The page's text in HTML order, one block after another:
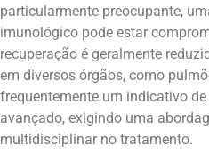
particularmente preocupante,
imunológico pode estar
recuperação é geralmente
em diversos órgãos, como
frequentemente um indicativo
avançado, exigindo uma
multidisciplinar no tratamento.